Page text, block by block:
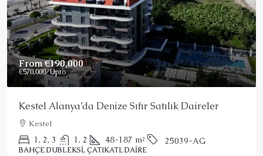
Price On Request
Alanya’da Satılık Muhteşem Penthouse
Alanya, Kargicak
2 3 150 m² 25022-AK
ÇATIKATI